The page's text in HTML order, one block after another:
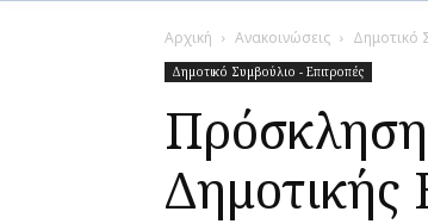
Αρχική Ανακοινώσεις Δημοτικό
Δημοτικό Συμβούλιο - Επιτροπές
Δημοτικής